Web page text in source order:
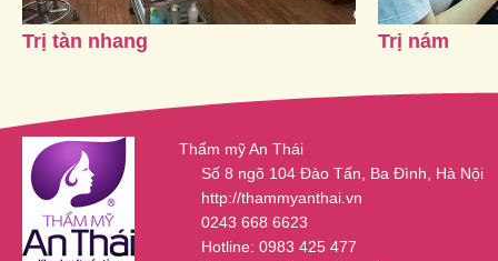
Trị tàn nhang Trị nám
Thẩm mỹ An Thái
Số 8 ngõ 104 Đào Tấn, Ba Đình, Hà Nội
http://thammyanthai.vn
0243 668 6623
Hotline: 0983 425 477